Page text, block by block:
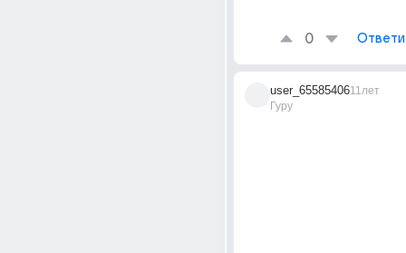
0
user_65585406
Гуру
11лет